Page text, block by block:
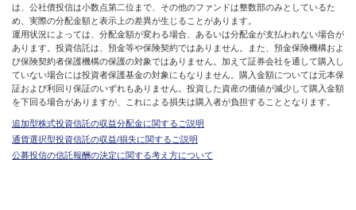
は、公社債投信は小数点第二位まで、その他のファンドは整数部のみとしているた
め、実際の分配金額と表示上の差異が生じることがあります。
運用状況によっては、分配金額が変わる場合、あるいは分配金が支払われない場合が
あります。投資信託は、預金等や保険契約ではありません。また、預金保険機構およ
び保険契約者保護機構の保護の対象ではありません。加えて証券会社を通して購入し
ていない場合には投資者保護基金の対象にもなりません。購入金額については元本保
証および利回り保証のいずれもありません。投資した資産の価値が減少して購入金額
を下回る場合がありますが、これによる損失は購入者が負担することとなります。
追加型株式投資信託の収益分配金に関するご説明
通貨選択型投資信託の収益/損失に関するご説明
公募投信の信託報酬の決定に関する考え方について